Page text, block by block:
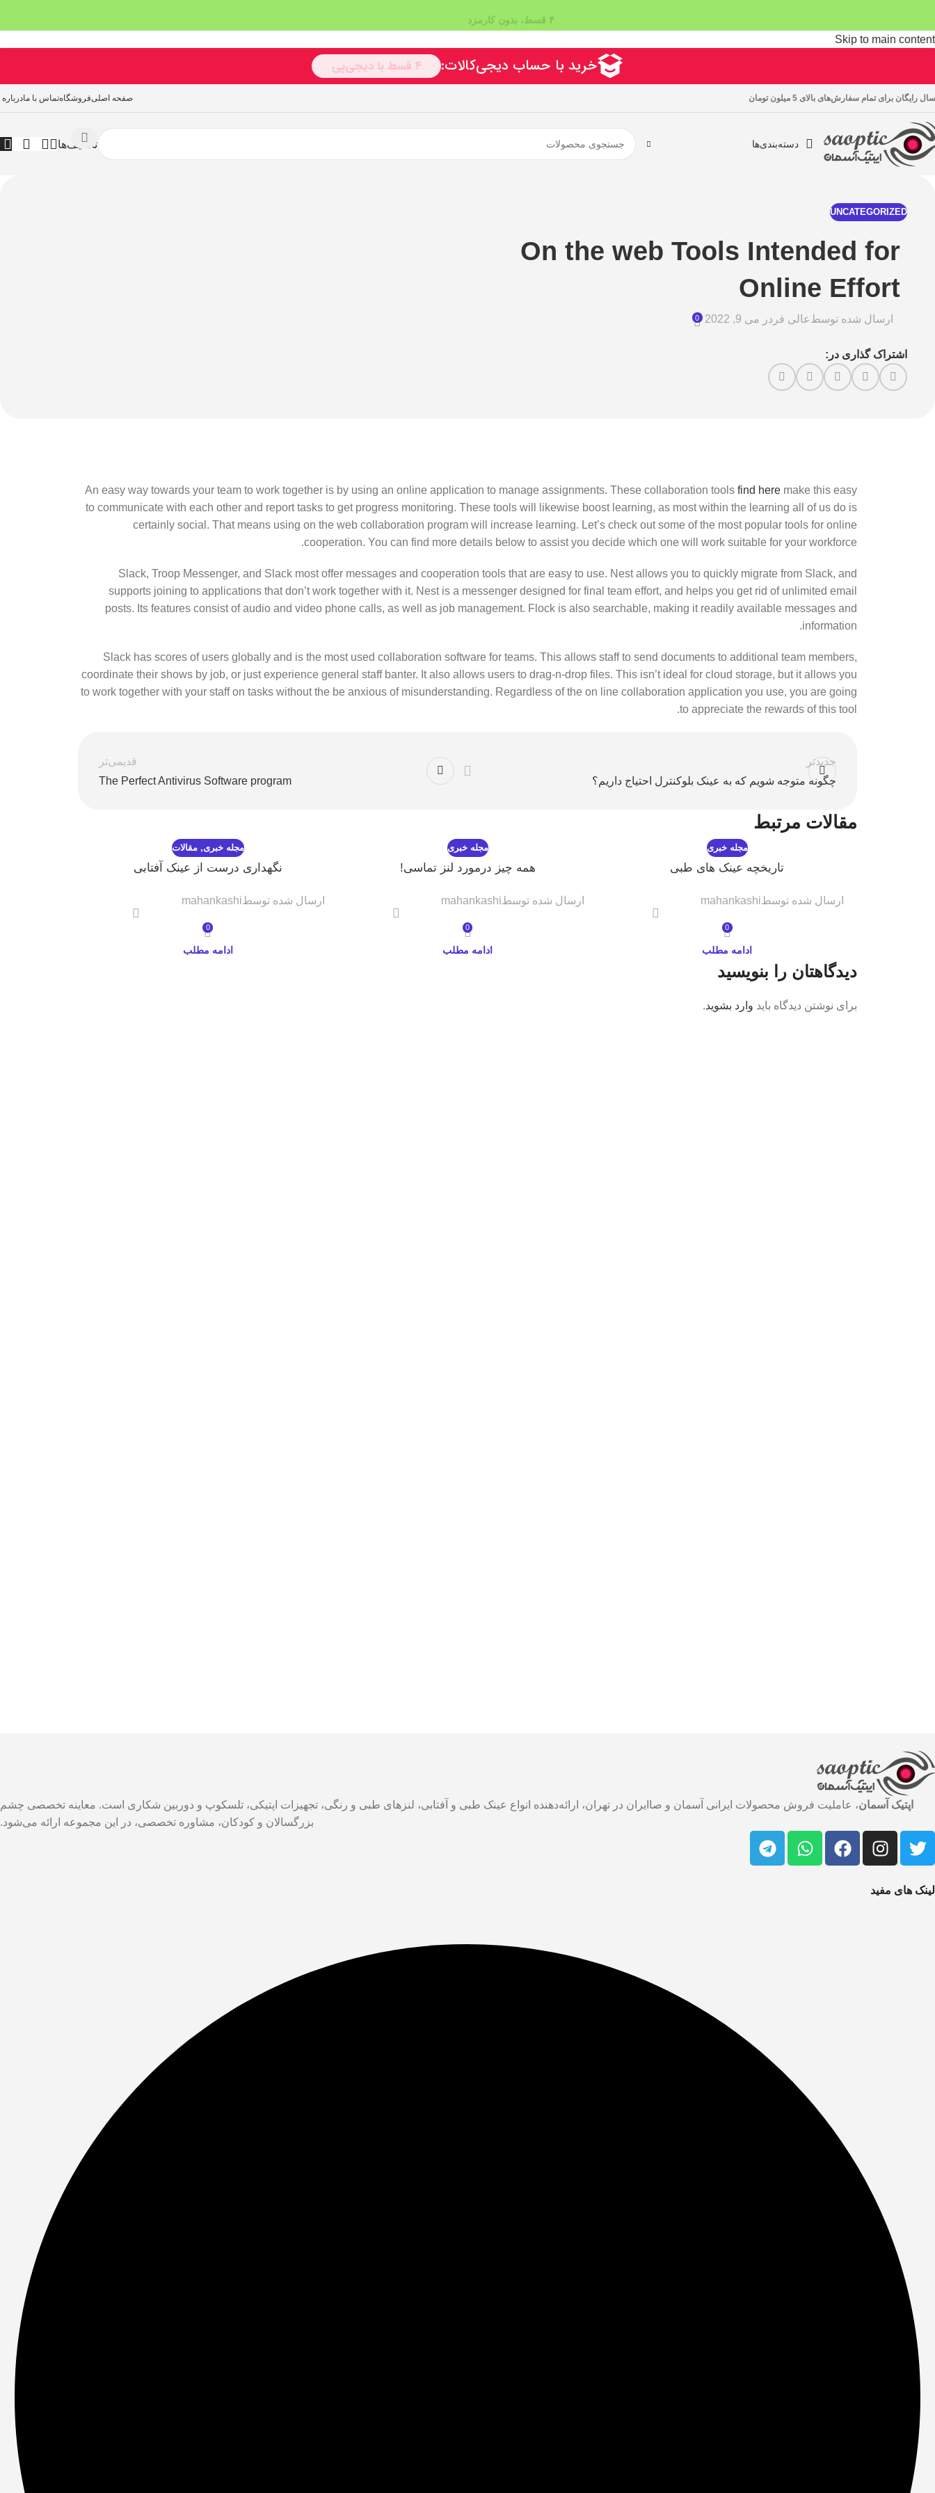
Skip to main content
رایگان برای تمام سفارش‌های بالای 5 میلون تومان صفحه اصلیفروشگاهتماس با مادرباره
دسته‌بندی‌ها تخفیف‌ها
UNCATEGORIZED
On the web Tools Intended for
Online Effort
ارسال شده توسطعالی فر در می 9, 2022 0
اشتراک گذاری در:
An easy way towards your team to work together is by using an online application to manage assignments. These collaboration tools find here make this easy
to communicate with each other and report tasks to get progress monitoring. These tools will likewise boost learning, as most within the learning all of us do is
certainly social. That means using on the web collaboration program will increase learning. Let’s check out some of the most popular tools for online
cooperation. You can find more details below to assist you decide which one will work suitable for your workforce.
Slack, Troop Messenger, and Slack most offer messages and cooperation tools that are easy to use. Nest allows you to quickly migrate from Slack, and
supports joining to applications that don’t work together with it. Nest is a messenger designed for final team effort, and helps you get rid of unlimited email
posts. Its features consist of audio and video phone calls, as well as job management. Flock is also searchable, making it readily available messages and
information.
Slack has scores of users globally and is the most used collaboration software for teams. This allows staff to send documents to additional team members,
coordinate their shows by job, or just experience general staff banter. It also allows users to drag-n-drop files. This isn’t ideal for cloud storage, but it allows you
to work together with your staff on tasks without the be anxious of misunderstanding. Regardless of the on line collaboration application you use, you are going
to appreciate the rewards of this tool.
جدیدتر
چگونه متوجه شویم که به عینک بلوکنترل احتیاج داریم؟
قدیمی‌تر
The Perfect Antivirus Software program
مقالات مرتبط
مجله خبری
تاریخچه عینک های طبی
ارسال شده توسطmahankashi
0
ادامه مطلب
مجله خبری
همه چیز درمورد لنز تماسی!
ارسال شده توسطmahankashi
0
ادامه مطلب
مجله خبری,مقالات
نگهداری درست از عینک آفتابی
ارسال شده توسطmahankashi
0
ادامه مطلب
دیدگاهتان را بنویسید
برای نوشتن دیدگاه باید وارد بشوید.
اپتیک آسمان، عاملیت فروش محصولات ایرانی آسمان و صاایران در تهران، ارائه‌دهنده انواع عینک طبی و آفتابی، لنزهای طبی و رنگی، تجهیزات اپتیکی، تلسکوپ و دوربین شکاری است. معاینه تخصصی چشم
بزرگسالان و کودکان، مشاوره تخصصی، در این مجموعه ارائه می‌شود.
لینک های مفید